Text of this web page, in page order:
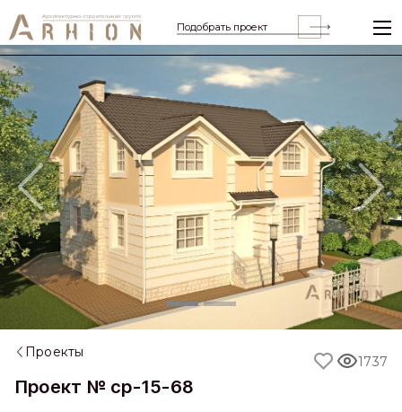
Подобрать проект
Previous
Проекты
Проект № cp-15-68
1737